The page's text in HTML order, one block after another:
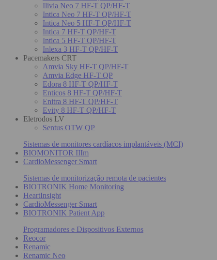
Ilivia Neo 7 HF-T QP/HF-T
Intica Neo 7 HF-T QP/HF-T
Intica Neo 5 HF-T QP/HF-T
Intica 7 HF-T QP/HF-T
Intica 5 HF-T QP/HF-T
Inlexa 3 HF-T QP/HF-T
Pacemakers CRT
Amvia Sky HF-T QP/HF-T
Amvia Edge HF-T QP
Edora 8 HF-T QP/HF-T
Enticos 8 HF-T QP/HF-T
Enitra 8 HF-T QP/HF-T
Evity 8 HF-T QP/HF-T
Eletrodos LV
Sentus OTW QP
Sistemas de monitores cardíacos implantáveis (MCI)
BIOMONITOR IIIm
CardioMessenger Smart
Sistemas de monitorização remota de pacientes
BIOTRONIK Home Monitoring
HeartInsight
CardioMessenger Smart
BIOTRONIK Patient App
Programadores e Dispositivos Externos
Reocor
Renamic
Renamic Neo